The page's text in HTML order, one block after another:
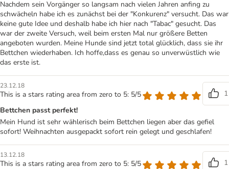
Nachdem sein Vorgänger so langsam nach vielen Jahren anfing zu
schwächeln habe ich es zunächst bei der "Konkurenz" versucht. Das war
keine gute Idee und deshalb habe ich hier nach "Tabac" gesucht. Das
war der zweite Versuch, weil beim ersten Mal nur größere Betten
angeboten wurden. Meine Hunde sind jetzt total glücklich, dass sie ihr
Bettchen wiederhaben. Ich hoffe,dass es genau so unverwüstlich wie
das erste ist.
23.12.18
This is a stars rating area from zero to 5: 5/5
1
Bettchen passt perfekt!
Mein Hund ist sehr wählerisch beim Bettchen liegen aber das gefiel
sofort! Weihnachten ausgepackt sofort rein gelegt und geschlafen!
13.12.18
This is a stars rating area from zero to 5: 5/5
1